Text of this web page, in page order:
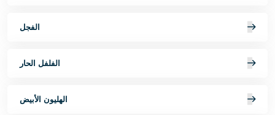
الفجل
الفلفل الحار
الهليون الأبيض